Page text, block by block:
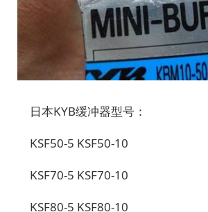
日本KYB缓冲器型号：
KSF50-5 KSF50-10
KSF70-5 KSF70-10
KSF80-5 KSF80-10